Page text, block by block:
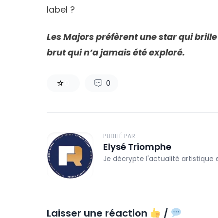
label ?
Les Majors préfèrent une star qui
brut qui n’a jamais été exploré.
0
PUBLIÉ PAR
Elysé Triomphe
Je décrypte l'actualité artistique
Laisser une réaction /